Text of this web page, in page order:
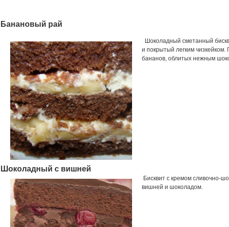
Банановый рай
Шоколадный сметанный
и покрытый легким чизкейком.
бананов, облитых нежным
Шоколадный с вишней
Бисквит с кремом сливочно-
вишней и шоколадом.